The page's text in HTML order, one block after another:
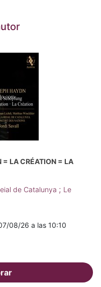
= LA CRÉATION = LA
de Catalunya ; Le
08/26 a las 10:10